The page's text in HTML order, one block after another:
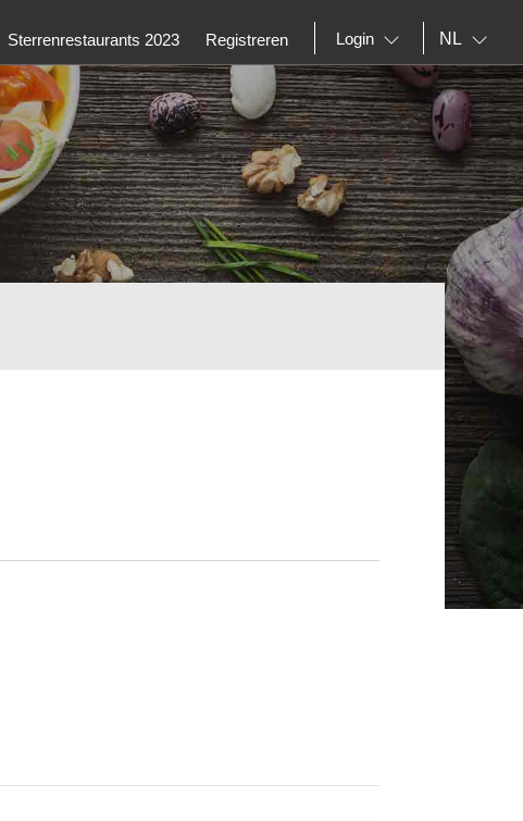
Sterrenrestaurants 2023 Registreren Login NL